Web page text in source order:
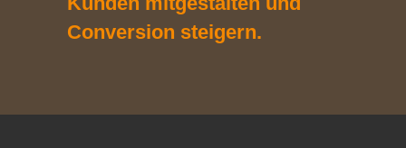
Conversion steigern.